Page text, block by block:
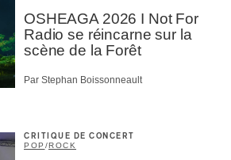
OSHEAGA 2026 I Not For
Radio se réincarne sur la
scène de la Forêt
Par Stephan Boissonneault
CRITIQUE DE CONCERT
POP /ROCK